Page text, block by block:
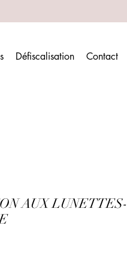
Défiscalisation Contact
AUX LUNETTES-